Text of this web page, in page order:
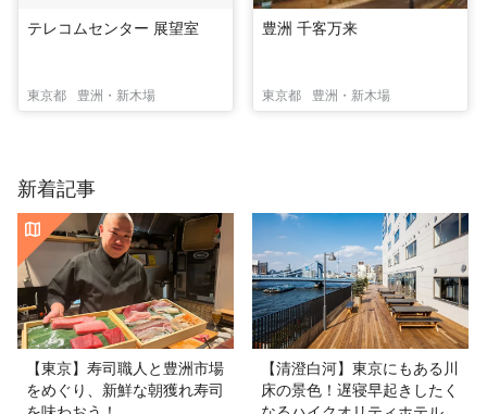
テレコムセンター 展望室
東京都 豊洲・新木場
豊洲 千客万来
東京都 豊洲・新木場
新着記事
【東京】寿司職人と豊洲市場
をめぐり、新鮮な朝獲れ寿司
【清澄白河】東京にもある川
床の景色！遅寝早起きしたく